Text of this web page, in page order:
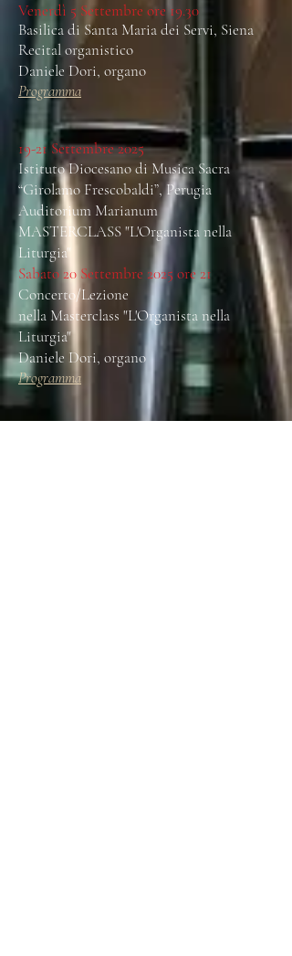
Venerdì 5 Settembre ore 19.30
​Basilica di Santa Maria dei Servi, Siena
Recital organistico
Daniele Dori, organo
Programma
19-21 Settembre 2025
Istituto Diocesano di Musica Sacra
“Girolamo Frescobaldi”, Perugia
Auditorium Marianum
MASTERCLASS "L'Organista nella
Liturgia"
Sabato 20 Settembre 2025 ore 21
Concerto/Lezione
nella Masterclass "L'Organista nella
Liturgia"
Daniele Dori, organo
Programma